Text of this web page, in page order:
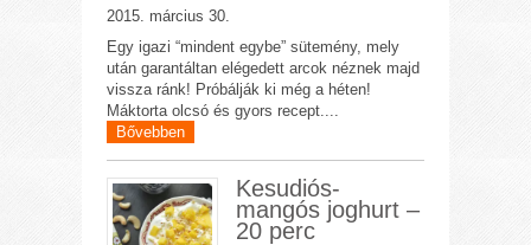
2015. március 30.
Egy igazi “mindent egybe” sütemény, mely
után garantáltan elégedett arcok néznek majd
vissza ránk! Próbálják ki még a héten!
Máktorta olcsó és gyors recept....
Bővebben
Kesudiós-
mangós joghurt –
20 perc